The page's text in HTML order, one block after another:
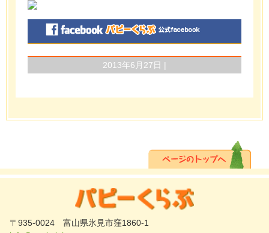
2013年6月27日 |
〒935-0024 富山県氷見市窪1860-1